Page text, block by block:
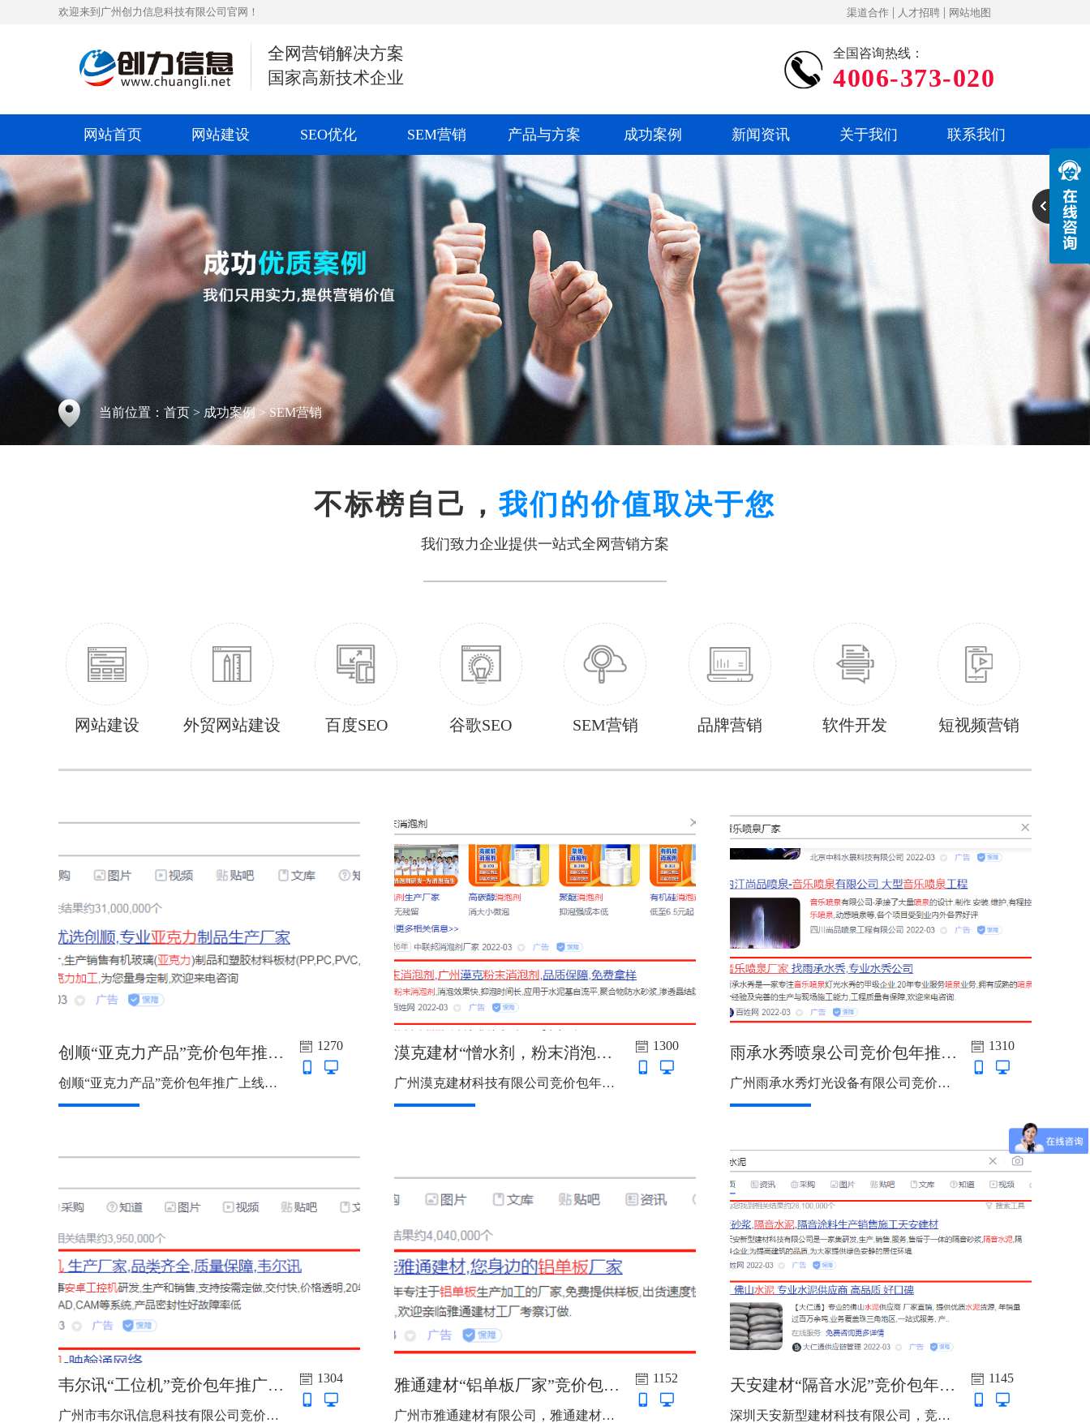
欢迎来到广州创力信息科技有限公司官网！ 渠道合作 | 人才招聘 | 网站地图
全网营销解决方案
国家高新技术企业
全国咨询热线：
4006-373-020
网站首页 网站建设 SEO优化 SEM营销 产品与方案 成功案例 新闻资讯 关于我们 联系我们
当前位置： 首页 > 成功案例>SEM营销
不标榜自己， 我们的价值取决于您
我们致力企业提供一站式全网营销方案
网站建设 外贸网站建设 百度SEO 谷歌SEO SEM营销 品牌营销 软件开发 短视频营销
创顺“亚克力产品”竞价包年推广上线啦
创顺“亚克力产品”竞价包年推广上线啦，主词：亚克力加工，亚克力化妆盒，亚克力展示架，亚克力工艺品，亚克力盒子，亚克力隔离板，防雾眼罩，防雾面罩，7*24小时，推广城市：136个...
1270 漠克建材“憎水剂，粉末消泡剂”竞价包年推广上线啦
广州漠克建材科技有限公司竞价包年推广上线啦，主词：憎水剂，粉末消泡剂，推广地区：广东，福建，江西，湖南，湖北，广西...
1300 雨承水秀喷泉公司竞价包年推广上线啦
广州雨承水秀灯光设备有限公司竞价包年推广上线啦，关键词：音乐喷泉厂家，音乐喷泉公司，喷泉公司，广东省竞价包年 365天 7*24小时，百度 PC+手机...
1310
韦尔讯“工位机”竞价包年推广上线啦
广州市韦尔讯信息科技有限公司竞价包年推广上线啦，主词：嵌入式工控机，触摸一体机，触控一体机，安卓工控机，工位机，智能终端机，触摸显示器，推广地区：广东省，浙江省，4个直辖市，7*24小时...
1304 雅通建材“铝单板厂家”竞价包年推广上线啦
广州市雅通建材有限公司，雅通建材主词：铝单板厂家，双曲铝单板，氧化铝单板，镜面铝单板，赠送词：铝单板公司，幕墙铝单板，蜂窝铝单板，氧化铝单板厂家，广东省，双端7*24小时...
1152 天安建材“隔音水泥”竞价包年推广上线啦
深圳天安新型建材科技有限公司，竞价包年关键词：隔音水泥、隔音砂浆，推广城市：广东省，百度标王标准版 | 全平台 | 7天*24小时...
1145